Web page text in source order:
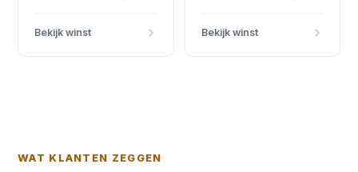
Bekijk winst Bekijk winst
WAT KLANTEN ZEGGEN